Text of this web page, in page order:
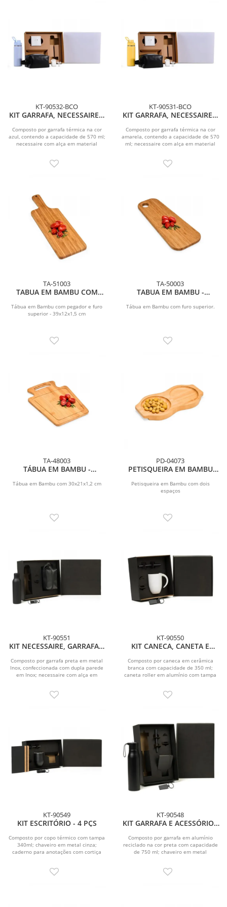
KT-90532-BCO
KIT GARRAFA, NECESSAIRE E
Composto por garrafa térmica na cor
azul, contendo a capacidade de 570 ml;
necessaire com alça em material
KT-90531-BCO
KIT GARRAFA, NECESSAIRE E
Composto por garrafa térmica na cor
amarela, contendo a capacidade de 570
ml; necessaire com alça em material
TA-51003
TABUA EM BAMBU COM
Tábua em Bambu com pegador e furo
superior - 39x12x1,5 cm
TA-50003
TABUA EM BAMBU -
Tábua em Bambu com furo superior.
TA-48003
TÁBUA EM BAMBU -
Tábua em Bambu com 30x21x1,2 cm
PD-04073
PETISQUEIRA EM BAMBU
Petisqueira em Bambu com dois
espaços
KT-90551
KIT NECESSAIRE, GARRAFA E
Composto por garrafa preta em metal
Inox, confeccionada com dupla parede
em Inox; necessaire com alça em
KT-90550
KIT CANECA, CANETA E
Composto por caneca em cerâmica
branca com capacidade de 350 ml;
caneta roller em alumínio com tampa
KT-90549
KIT ESCRITÓRIO - 4 PÇS
Composto por copo térmico com tampa
340ml; chaveiro em metal cinza;
caderno para anotações com cortiça
KT-90548
KIT GARRAFA E ACESSÓRIOS
Composto por garrafa em alumínio
reciclado na cor preta com capacidade
de 750 ml; chaveiro em metal